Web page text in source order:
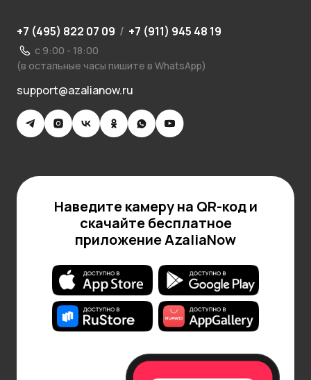
+7 (495) 822 07 09 / +7 (911) 945 48 19
с 9:00 - 18:00
(в остальные часы пишите в WhatsApp)
support@azalianow.ru
Наведите камеру на QR-код и
скачайте бесплатное
приложение AzaliaNow